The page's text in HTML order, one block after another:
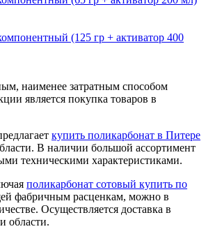
(125 гр + активатор 400
наименее затратным способом
является покупка товаров в
купить поликарбонат в Питере
В наличии большой ассортимент
техническими характеристиками.
поликарбонат сотовый купить по
фабричным расценкам, можно в
Осуществляется доставка в
области.